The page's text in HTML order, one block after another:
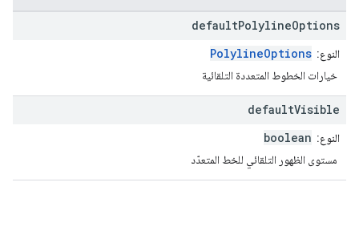
defaultPolylineOptions
النوع: PolylineOptions
خيارات الخطوط المتعددة التلقائية
defaultVisible
النوع: boolean
مستوى الظهور التلقائي للخط المتعدّد